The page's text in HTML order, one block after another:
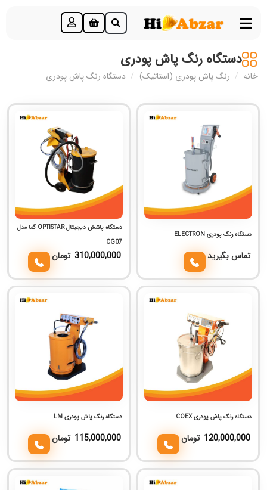
دستگاه رنگ پاش پودری
خانه / رنگ پاش پودری (استاتیک) / دستگاه رنگ پاش پودری
دستگاه رنگ پودری ELECTRON
تماس بگیرید
دستگاه پاشش دیجیتال OPTISTAR گما مدل
CG07
310,000,000 تومان
دستگاه رنگ پاش پودری COEX
120,000,000 تومان
دستگاه رنگ پاش پودری LM
115,000,000 تومان